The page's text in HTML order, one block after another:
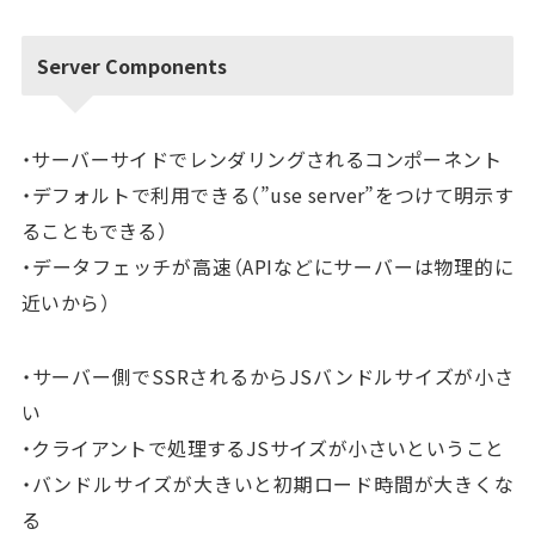
Server Components
・サーバーサイドでレンダリングされるコンポーネント
・デフォルトで利用できる（”use server”をつけて明示す
ることもできる）
・データフェッチが高速（APIなどにサーバーは物理的に
近いから）
・サーバー側でSSRされるからJSバンドルサイズが小さ
い
・クライアントで処理するJSサイズが小さいということ
・バンドルサイズが大きいと初期ロード時間が大きくな
る